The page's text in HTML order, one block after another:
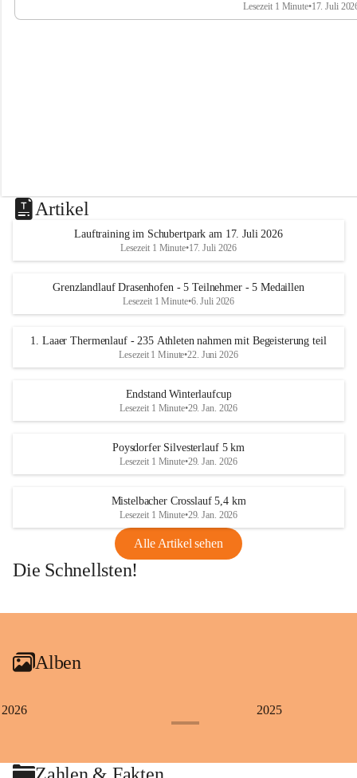
a
Lesezeit 1 Minute•17. Juli
Artikel
Lauftraining im Schubertpark am 17. Juli 2026
Lesezeit 1 Minute•17. Juli 2026
Grenzlandlauf Drasenhofen - 5 Teilnehmer - 5 Medaillen
Lesezeit 1 Minute•6. Juli 2026
1. Laaer Thermenlauf - 235 Athleten nahmen mit Begeisterung teil
Lesezeit 1 Minute•22. Juni 2026
Endstand Winterlaufcup
Lesezeit 1 Minute•29. Jan. 2026
Poysdorfer Silvesterlauf 5 km
Lesezeit 1 Minute•29. Jan. 2026
Mistelbacher Crosslauf 5,4 km
Lesezeit 1 Minute•29. Jan. 2026
Alle Artikel sehen
Die Schnellsten!
+1
Alben
2026 2025
Zahlen & Fakten